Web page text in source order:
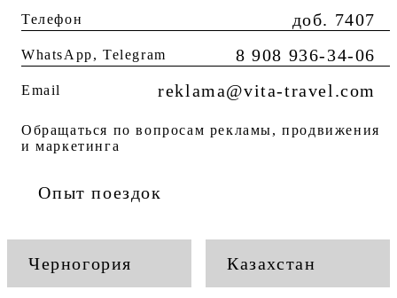
Телефон доб. 7407
WhatsApp, Telegram 8 908 936-34-06
Email reklama@vita-travel.com
Обращаться по вопросам рекламы, продвижения
и маркетинга
Опыт поездок
Черногория Казахстан